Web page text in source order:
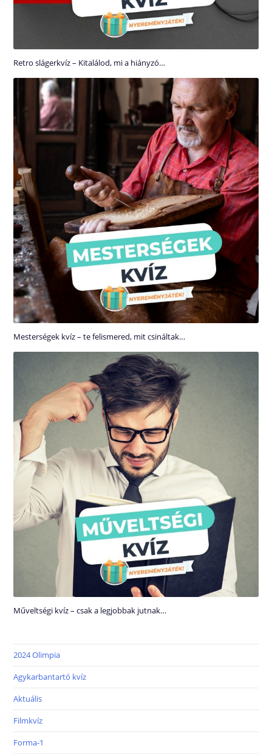
Retro slágerkvíz – Kitalálod, mi a hiányzó…
Mesterségek kvíz – te felismered, mit csináltak…
Műveltségi kvíz – csak a legjobbak jutnak…
2024 Olimpia
Agykarbantartó kvíz
Aktuális
Filmkvíz
Forma-1